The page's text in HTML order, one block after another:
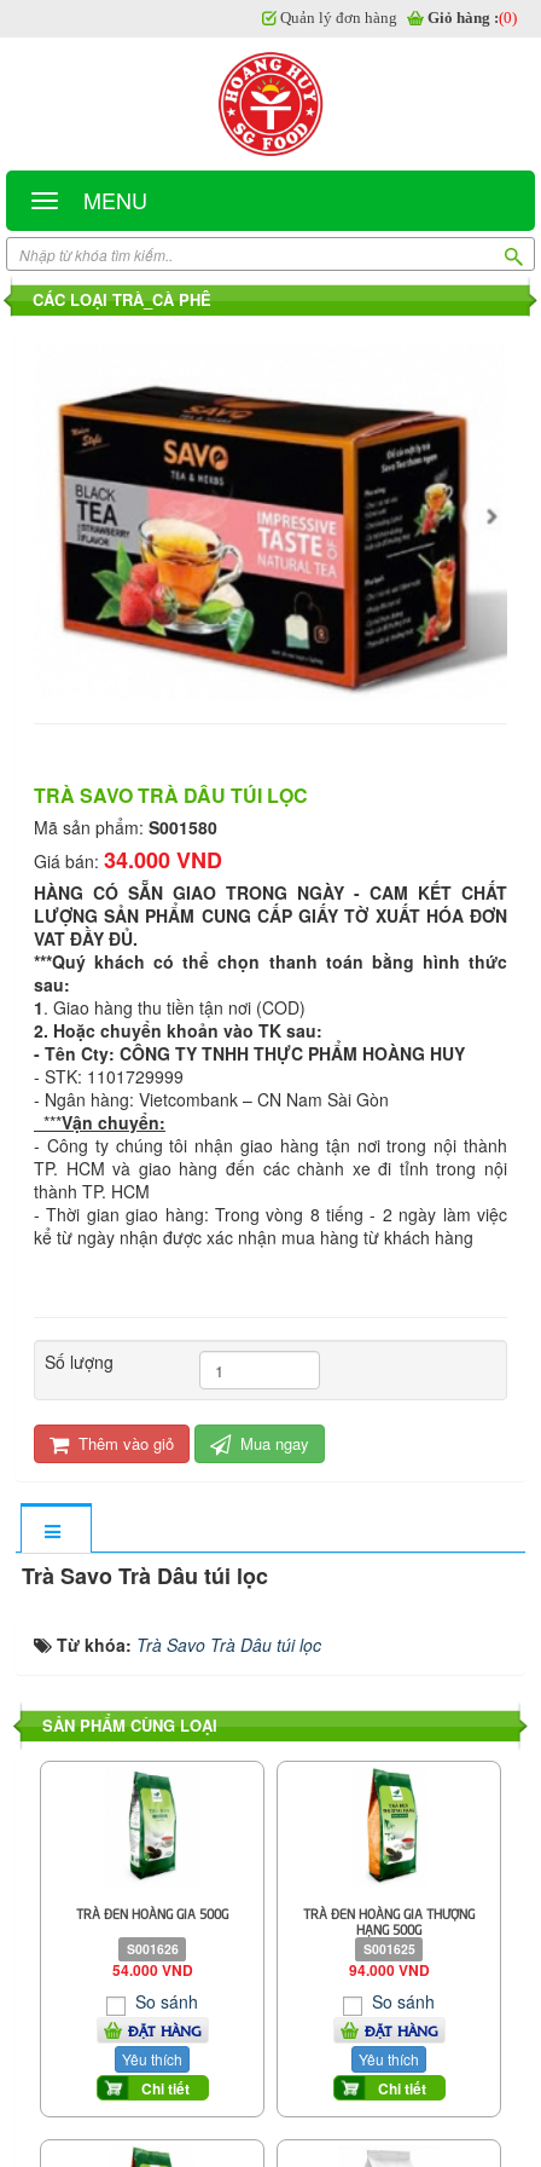
MENU
Quản lý đơn hàng Giỏ hàng :(0)
CÁC LOẠI TRÀ_CÀ PHÊ
TRÀ SAVO TRÀ DÂU TÚI LỌC
Mã sản phẩm: S001580
Giá bán: 34.000 VND
HÀNG CÓ SẴN GIAO TRONG NGÀY - CAM KẾT CHẤT
LƯỢNG SẢN PHẨM CUNG CẤP GIẤY TỜ XUẤT HÓA ĐƠN
VAT ĐẦY ĐỦ.
***Quý khách có thể chọn thanh toán bằng hình thức
sau:
1. Giao hàng thu tiền tận nơi (COD)
2. Hoặc chuyển khoản vào TK sau:
- Tên Cty: CÔNG TY TNHH THỰC PHẨM HOÀNG HUY
- STK: 1101729999
- Ngân hàng: Vietcombank – CN Nam Sài Gòn
***Vận chuyển:
- Công ty chúng tôi nhận giao hàng tận nơi trong nội thành
TP. HCM và giao hàng đến các chành xe đi tỉnh trong nội
thành TP. HCM
- Thời gian giao hàng: Trong vòng 8 tiếng - 2 ngày làm việc
kể từ ngày nhận được xác nhận mua hàng từ khách hàng
Số lượng
Thêm vào giỏ Mua ngay
Trà Savo Trà Dâu túi lọc
Từ khóa: Trà Savo Trà Dâu túi lọc
SẢN PHẨM CÙNG LOẠI
TRÀ ĐEN HOÀNG GIA 500G
S001626
54.000 VND
So sánh
ĐẶT HÀNG
Yêu thích
Chi tiết
TRÀ ĐEN HOÀNG GIA THƯỢNG
HẠNG 500G
S001625
94.000 VND
So sánh
ĐẶT HÀNG
Yêu thích
Chi tiết